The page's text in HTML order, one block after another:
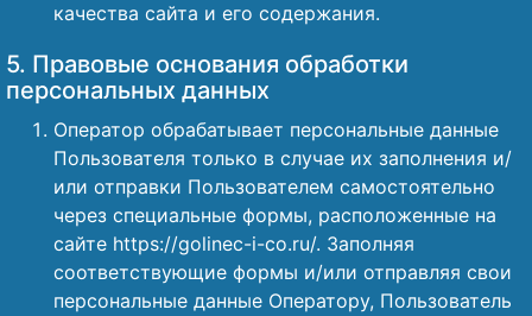
качества сайта и его содержания.
5. Правовые основания обработки
персональных данных
Оператор обрабатывает персональные данные
Пользователя только в случае их заполнения и/
или отправки Пользователем самостоятельно
через специальные формы, расположенные на
сайте https://golinec-i-co.ru/. Заполняя
соответствующие формы и/или отправляя свои
персональные данные Оператору, Пользователь